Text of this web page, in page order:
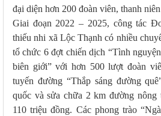
đại diện hơn 200 đoàn viên, thanh
Giai đoạn 2022 – 2025, công tác
thiếu nhi xã Lộc Thạnh có nhiều
tổ chức 6 đợt chiến dịch “Tình
biên giới” với hơn 500 lượt đoàn
tuyến đường “Thắp sáng đường
quốc và sửa chữa 2 km đường
110 triệu đồng. Các phong trào